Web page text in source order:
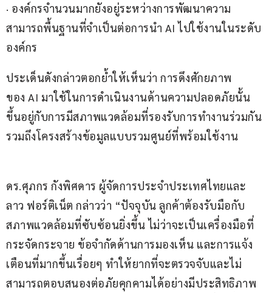
· องค์กรจำนวนมากยังอยู่ระหว่างการพัฒนาความ
สามารถพื้นฐานที่จำเป็นต่อการนำ AI ไปใช้งานในระดับ
องค์กร
ประเด็นดังกล่าวตอกย้ำให้เห็นว่า การดึงศักยภาพ
ของ AI มาใช้ในการดำเนินงานด้านความปลอดภัยนั้น
ขึ้นอยู่กับการมีสภาพแวดล้อมที่รองรับการทำงานร่วมกัน
รวมถึงโครงสร้างข้อมูลแบบรวมศูนย์ที่พร้อมใช้งาน
ดร.ศุภกร กังพิศดาร ผู้จัดการประจำประเทศไทยและ
ลาว ฟอร์ติเน็ต กล่าวว่า “ปัจจุบัน ลูกค้าต้องรับมือกับ
สภาพแวดล้อมที่ซับซ้อนยิ่งขึ้น ไม่ว่าจะเป็นเครื่องมือที่
กระจัดกระจาย ข้อจำกัดด้านการมองเห็น และการแจ้ง
เตือนที่มากขึ้นเรื่อยๆ ทำให้ยากที่จะตรวจจับและไม่
สามารถตอบสนองต่อภัยคุกคามได้อย่างมีประสิทธิภาพ